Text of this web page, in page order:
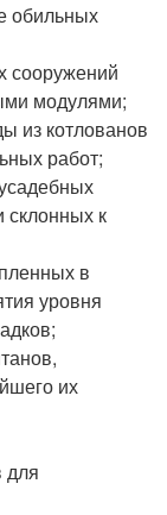
обильных
сооружений
модулями;
из котлованов
работ;
склонных к
в
уровня
их
для